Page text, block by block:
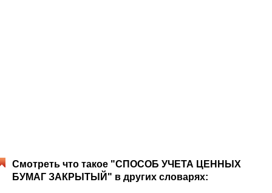
Смотреть что такое "СПОСОБ УЧЕТА ЦЕННЫХ
БУМАГ ЗАКРЫТЫЙ" в других словарях: